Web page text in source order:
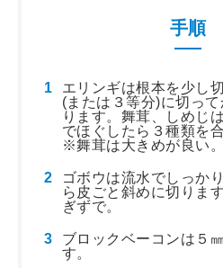
手順
エリンギは根本を少し
(または３等分)に切っ
ります。舞茸、しめじ
でほぐしたら３種類を
※舞茸は大きめが良い。
ゴボウは流水でしっか
ら皮ごと斜めに切りま
ぎずで。
ブロックベーコンは５
す。